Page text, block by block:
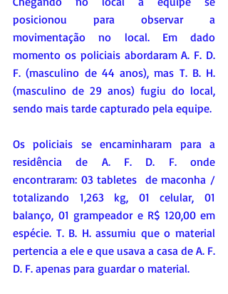
posicionou para observar a
movimentação no local. Em dado
momento os policiais abordaram A. F. D.
F. (masculino de 44 anos), mas T. B. H.
(masculino de 29 anos) fugiu do local,
sendo mais tarde capturado pela equipe.
Os policiais se encaminharam para a
residência de A. F. D. F. onde
encontraram: 03 tabletes  de maconha /
totalizando 1,263 kg, 01 celular, 01
balanço, 01 grampeador e R$ 120,00 em
espécie. T. B. H. assumiu que o material
pertencia a ele e que usava a casa de A. F.
D. F. apenas para guardar o material.